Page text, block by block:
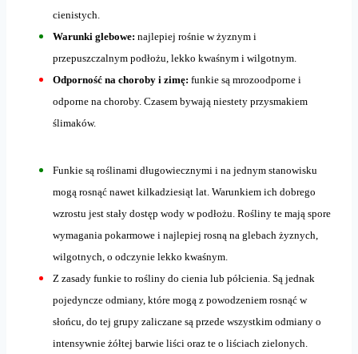
cienistych.
Warunki glebowe: najlepiej rośnie w żyznym i
przepuszczalnym podłożu, lekko kwaśnym i wilgotnym.
Odporność na choroby i zimę: funkie są mrozoodporne i
odporne na choroby. Czasem bywają niestety przysmakiem
ślimaków.
Funkie są roślinami długowiecznymi i na jednym stanowisku
mogą rosnąć nawet kilkadziesiąt lat. Warunkiem ich dobrego
wzrostu jest stały dostęp wody w podłożu. Rośliny te mają spore
wymagania pokarmowe i najlepiej rosną na glebach żyznych,
wilgotnych, o odczynie lekko kwaśnym.
Z zasady funkie to rośliny do cienia lub półcienia. Są jednak
pojedyncze odmiany, które mogą z powodzeniem rosnąć w
słońcu, do tej grupy zaliczane są przede wszystkim odmiany o
intensywnie żółtej barwie liści oraz te o liściach zielonych.